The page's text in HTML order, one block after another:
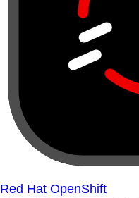
Red Hat OpenShift